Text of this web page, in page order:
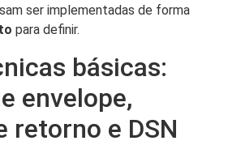
ser implementadas de forma
para definir.
básicas:
envelope,
retorno e DSN